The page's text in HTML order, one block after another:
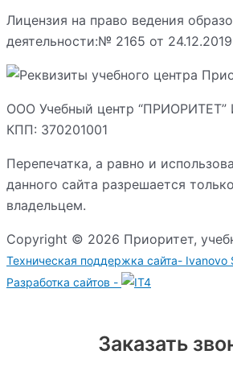
Лицензия на право ведения
деятельности:№ 2165 от 24.12.2019
ООО Учебный центр
КПП: 370201001
Перепечатка, а равно и
данного сайта разрешается
владельцем.
Copyright © 2026 Приоритет,
Техническая поддержка сайта- Ivanovo
Разработка сайтов -
Заказать